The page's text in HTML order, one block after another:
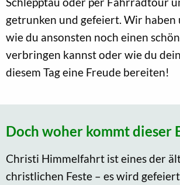
getrunken und gefeiert. Wir haben
wie du ansonsten noch einen
verbringen kannst oder wie du
diesem Tag eine Freude bereiten!
Doch woher kommt dieser
Christi Himmelfahrt ist eines der
christlichen Feste – es wird